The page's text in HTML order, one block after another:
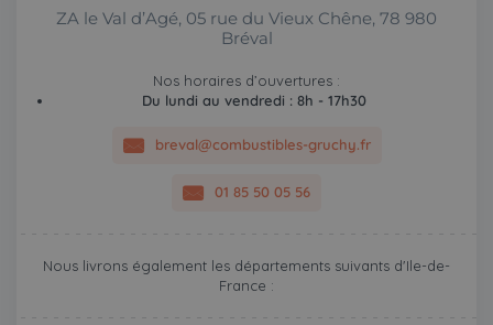
ZA le Val d’Agé, 05 rue du Vieux Chêne, 78 980
Bréval
Nos horaires d’ouvertures :
Du lundi au vendredi : 8h - 17h30
breval@combustibles-gruchy.fr
01 85 50 05 56
Nous livrons également les départements suivants d'Ile-de-
France :